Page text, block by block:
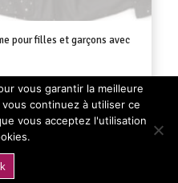
pour filles et garçons avec
vous garantir la meilleure
continuez à utiliser ce
vous acceptez l'utilisation